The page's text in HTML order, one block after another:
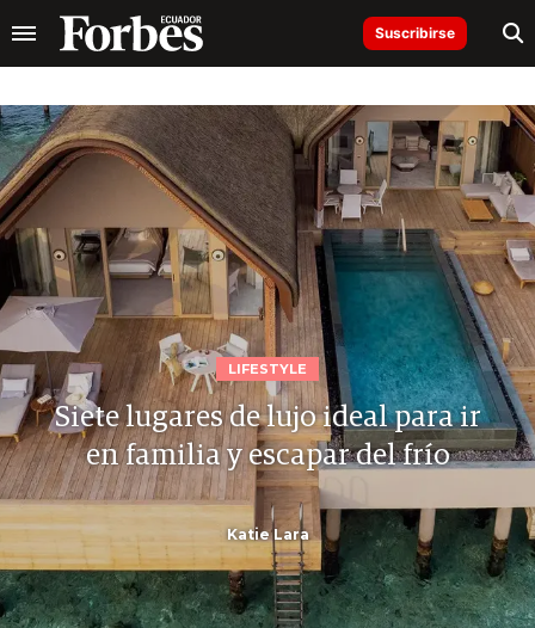
Suscribirse
LIFESTYLE
Siete lugares de lujo ideal para ir
en familia y escapar del frío
Katie Lara